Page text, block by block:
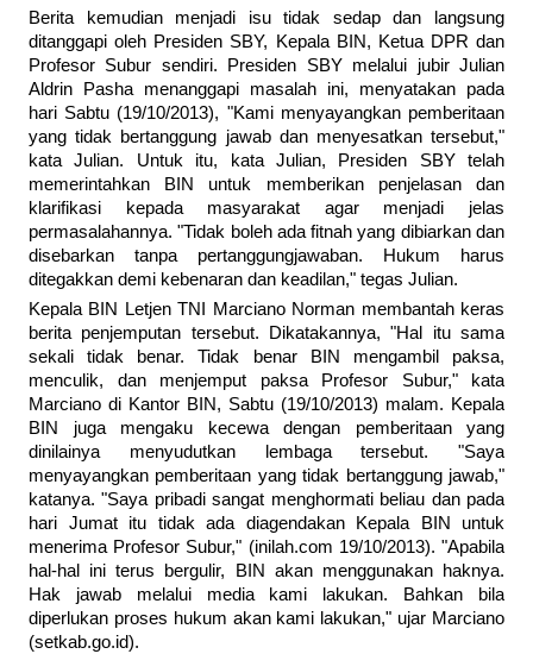
Berita kemudian menjadi isu tidak sedap dan langsung
ditanggapi oleh Presiden SBY, Kepala BIN, Ketua DPR dan
Profesor Subur sendiri. Presiden SBY melalui jubir Julian
Aldrin Pasha menanggapi masalah ini, menyatakan pada
hari Sabtu (19/10/2013), "Kami menyayangkan pemberitaan
yang tidak bertanggung jawab dan menyesatkan tersebut,"
kata Julian. Untuk itu, kata Julian, Presiden SBY telah
memerintahkan BIN untuk memberikan penjelasan dan
klarifikasi kepada masyarakat agar menjadi jelas
permasalahannya. "Tidak boleh ada fitnah yang dibiarkan dan
disebarkan tanpa pertanggungjawaban. Hukum harus
ditegakkan demi kebenaran dan keadilan," tegas Julian.
Kepala BIN Letjen TNI Marciano Norman membantah keras
berita penjemputan tersebut. Dikatakannya, "Hal itu sama
sekali tidak benar. Tidak benar BIN mengambil paksa,
menculik, dan menjemput paksa Profesor Subur," kata
Marciano di Kantor BIN, Sabtu (19/10/2013) malam. Kepala
BIN juga mengaku kecewa dengan pemberitaan yang
dinilainya menyudutkan lembaga tersebut. "Saya
menyayangkan pemberitaan yang tidak bertanggung jawab,"
katanya. "Saya pribadi sangat menghormati beliau dan pada
hari Jumat itu tidak ada diagendakan Kepala BIN untuk
menerima Profesor Subur," (inilah.com 19/10/2013). "Apabila
hal-hal ini terus bergulir, BIN akan menggunakan haknya.
Hak jawab melalui media kami lakukan. Bahkan bila
diperlukan proses hukum akan kami lakukan," ujar Marciano
(setkab.go.id).